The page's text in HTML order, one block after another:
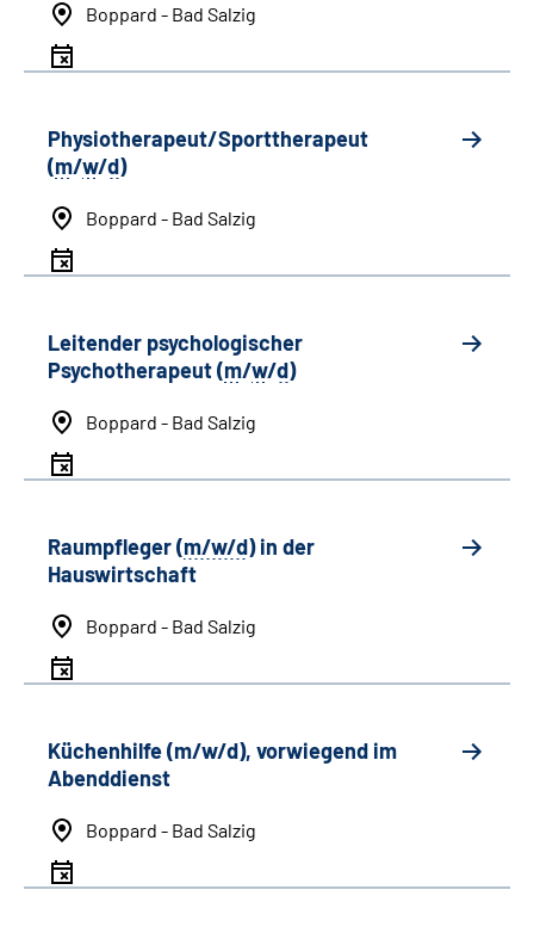
Boppard - Bad Salzig
Physiotherapeut/Sporttherapeut
(m/w/d)
Boppard - Bad Salzig
Leitender psychologischer
Psychotherapeut (m/w/d)
Boppard - Bad Salzig
Raumpfleger (m/w/d) in der
Hauswirtschaft
Boppard - Bad Salzig
Küchenhilfe (m/w/d), vorwiegend im
Abenddienst
Boppard - Bad Salzig